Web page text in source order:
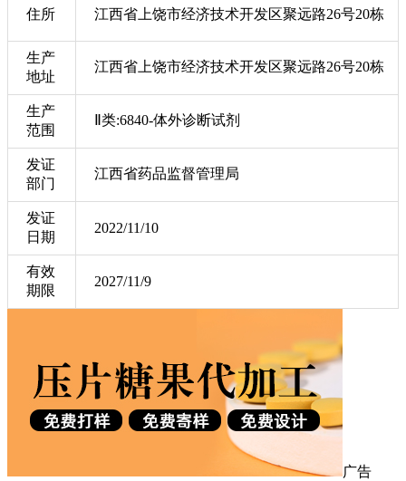
住所 江西省上饶市经济技术开发区聚远路26号20栋
生产
地址
江西省上饶市经济技术开发区聚远路26号20栋
生产
范围
Ⅱ类:6840-体外诊断试剂
发证
部门
江西省药品监督管理局
发证
日期
2022/11/10
有效
期限
2027/11/9
广告